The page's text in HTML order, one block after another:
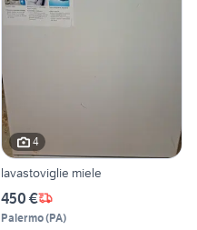
4
lavastoviglie miele
450 €
Palermo(PA)